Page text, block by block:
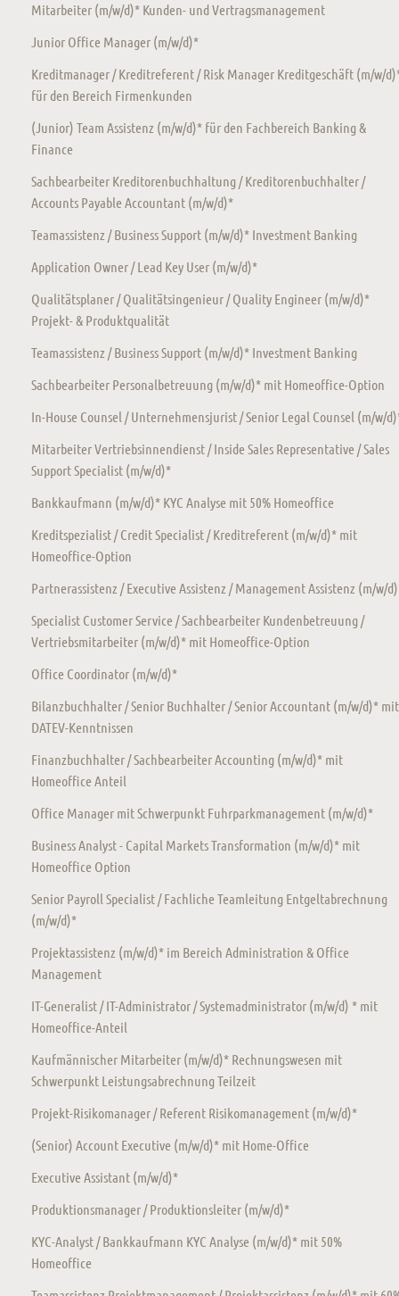
Mitarbeiter (m/w/d)* Kunden- und Vertragsmanagement
Junior Office Manager (m/w/d)*
Kreditmanager / Kreditreferent / Risk Manager Kreditgeschäft (m/w/
für den Bereich Firmenkunden
(Junior) Team Assistenz (m/w/d)* für den Fachbereich Banking &
Finance
Sachbearbeiter Kreditorenbuchhaltung / Kreditorenbuchhalter /
Accounts Payable Accountant (m/w/d)*
Teamassistenz / Business Support (m/w/d)* Investment Banking
Application Owner / Lead Key User (m/w/d)*
Qualitätsplaner / Qualitätsingenieur / Quality Engineer (m/w/d)*
Projekt- & Produktqualität
Teamassistenz / Business Support (m/w/d)* Investment Banking
Sachbearbeiter Personalbetreuung (m/w/d)* mit Homeoffice-Option
In-House Counsel / Unternehmensjurist / Senior Legal Counsel (m/w/
Mitarbeiter Vertriebsinnendienst / Inside Sales Representative / Sales
Support Specialist (m/w/d)*
Bankkaufmann (m/w/d)* KYC Analyse mit 50% Homeoffice
Kreditspezialist / Credit Specialist / Kreditreferent (m/w/d)* mit
Homeoffice-Option
Partnerassistenz / Executive Assistenz / Management Assistenz (m/w/
Specialist Customer Service / Sachbearbeiter Kundenbetreuung /
Vertriebsmitarbeiter (m/w/d)* mit Homeoffice-Option
Office Coordinator (m/w/d)*
Bilanzbuchhalter / Senior Buchhalter / Senior Accountant (m/w/d)* mit
DATEV-Kenntnissen
Finanzbuchhalter / Sachbearbeiter Accounting (m/w/d)* mit
Homeoffice Anteil
Office Manager mit Schwerpunkt Fuhrparkmanagement (m/w/d)*
Business Analyst - Capital Markets Transformation (m/w/d)* mit
Homeoffice Option
Senior Payroll Specialist / Fachliche Teamleitung Entgeltabrechnung
(m/w/d)*
Projektassistenz (m/w/d)* im Bereich Administration & Office
Management
IT-Generalist / IT-Administrator / Systemadministrator (m/w/d) * mit
Homeoffice-Anteil
Kaufmännischer Mitarbeiter (m/w/d)* Rechnungswesen mit
Schwerpunkt Leistungsabrechnung Teilzeit
Projekt-Risikomanager / Referent Risikomanagement (m/w/d)*
(Senior) Account Executive (m/w/d)* mit Home-Office
Executive Assistant (m/w/d)*
Produktionsmanager / Produktionsleiter (m/w/d)*
KYC-Analyst / Bankkaufmann KYC Analyse (m/w/d)* mit 50%
Homeoffice